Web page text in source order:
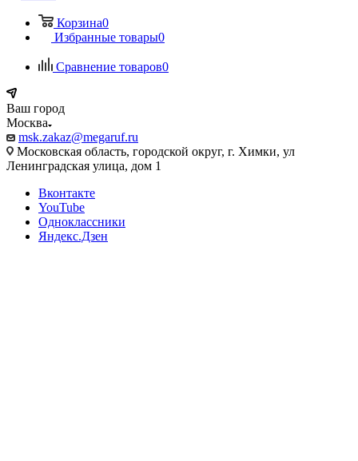
Корзина0
Избранные товары0
Сравнение товаров0
Ваш город
Москва
msk.zakaz@megaruf.ru
Московская область, городской округ, г. Химки, ул
Ленинградская улица, дом 1
Вконтакте
YouTube
Одноклассники
Яндекс.Дзен